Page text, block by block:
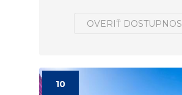
OVERIŤ
10